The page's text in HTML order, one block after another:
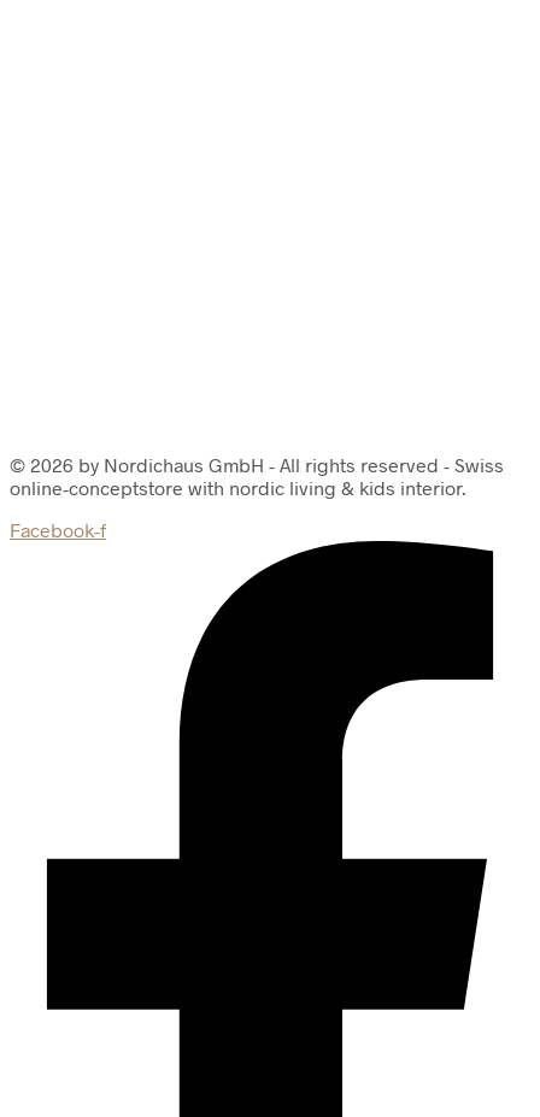
© 2026 by Nordichaus GmbH - All rights reserved - Swiss
online-conceptstore with nordic living & kids interior.
Facebook-f